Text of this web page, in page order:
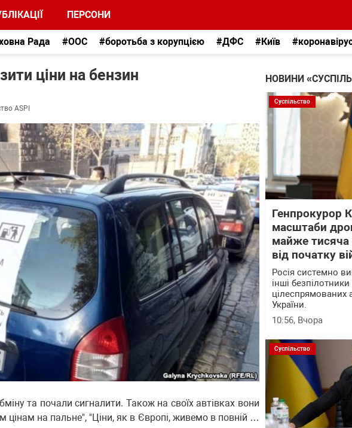
ПЕРСОНИ
Рада #ООС #боротьба з корупцією #ДФС #Київ
ціни на бензин
ASPI
та почали сигналити. Також на своїх автівках вони
цінам на пальне", "Ціни, як в Європі, живемо в повній …
НОВИНИ
Суспільство
Генпрокурор
масштаби
майже тисяча
від початку
Росія системно
інші
цілеспрямованих
України.
10:56, Вчора
Суспільство